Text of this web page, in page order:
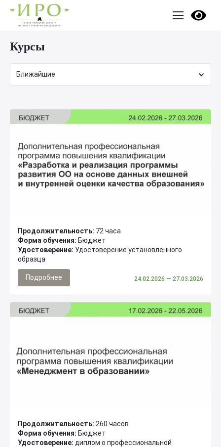
Курсы
Ближайшие
Продолжительность: 72 часа
Форма обучения: Бюджет
Удостоверение: Удостоверение установленного
образца
Подробнее 24.02.2026 — 27.03.2026
Продолжительность: 260 часов
Форма обучения: Бюджет
Удостоверение: диплом о профессиональной